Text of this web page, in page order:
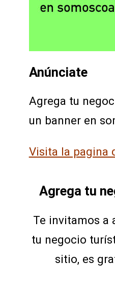
Anúnciate
Agrega tu
un banner en
Visita la pagina
Agrega tu
Te invitamos a
tu negocio
sitio, es